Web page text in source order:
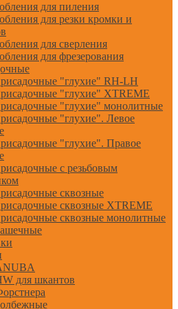
для пиления
для резки кромки и
для сверления
для фрезерования
"глухие" RH-LH
"глухие" XTREME
"глухие" монолитные
"глухие". Левое
"глухие". Правое
с резьбовым
сквозные
сквозные XTREME
сквозные монолитные
для шкантов